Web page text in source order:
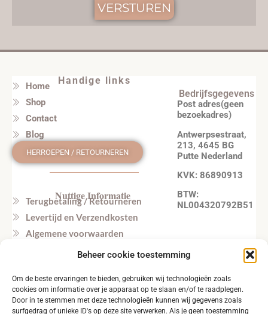
Beheer cookie toestemming
Om de beste ervaringen te bieden, gebruiken wij technologieën zoals
cookies om informatie over je apparaat op te slaan en/of te raadplegen.
Door in te stemmen met deze technologieën kunnen wij gegevens zoals
surfgedrag of unieke ID's op deze site verwerken. Als je geen toestemming
VERSTUREN
Handige links
Home
Shop
Contact
Blog
HERROEPEN / RETOURNEREN
Nuttige Informatie
Terugbetaling / Retourneren
Levertijd en Verzendkosten
Algemene voorwaarden
Privacy beleid
Tel. NL: +31164603172 (NL, EN)
Tel. BE: +32495219857 (NL, EN)
Bedrijfsgegevens
Post adres(geen
bezoekadres)
Antwerpsestraat,
213, 4645 BG
Putte Nederland
KVK: 86890913
BTW:
NL004320792B51